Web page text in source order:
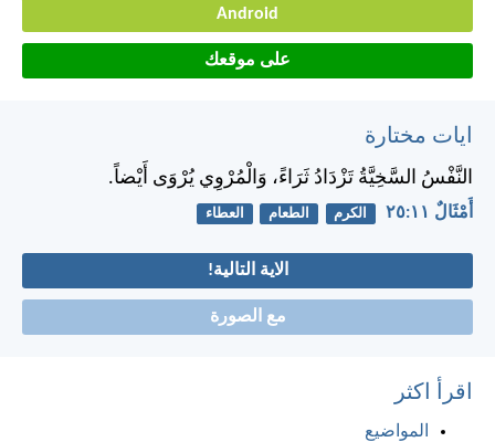
Android
على موقعك
ايات مختارة
النَّفْسُ السَّخِيَّةُ تَزْدَادُ ثَرَاءً، وَالْمُرْوِي يُرْوَى أَيْضاً.
أَمْثَالٌ ١١:‏٢٥ الكرم الطعام العطاء
الاية التالية!
مع الصورة
اقرأ اكثر
المواضيع